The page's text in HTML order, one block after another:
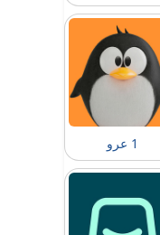
1 عرو